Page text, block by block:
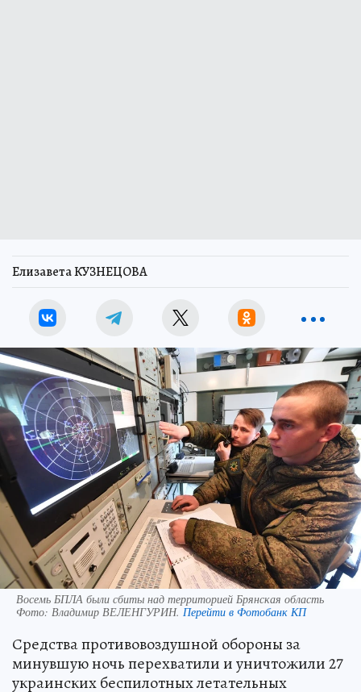
Фото:
Перейти в Фотобанк КП
Средства противовоздушной обороны за